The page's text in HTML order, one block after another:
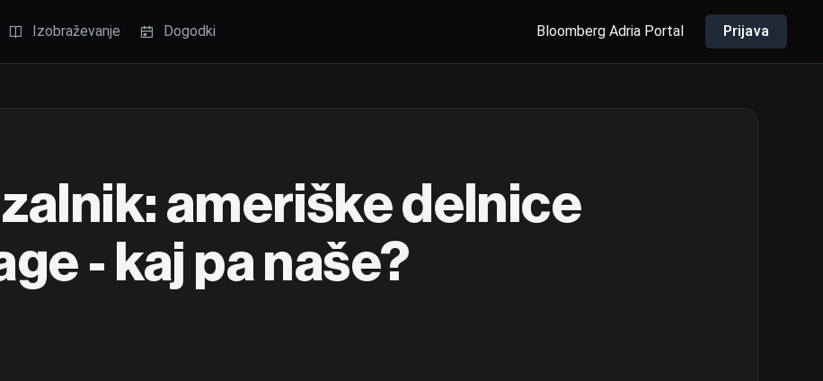
Izobraževanje Dogodki Bloomberg Adria Portal Prijava
ameriške delnice
- kaj pa naše?